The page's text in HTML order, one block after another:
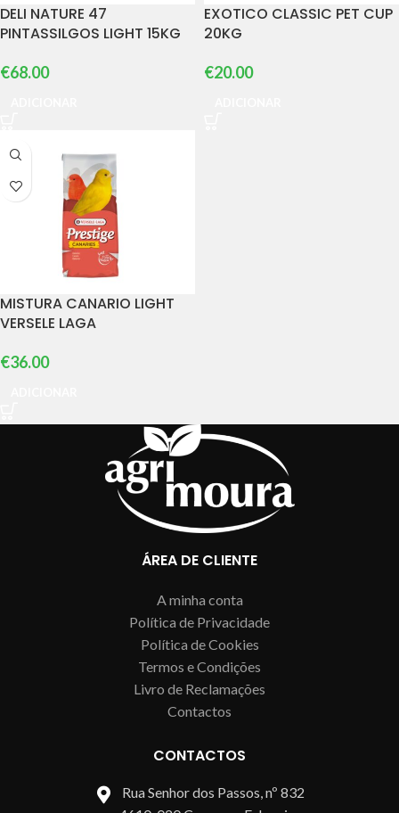
DELI NATURE 47
PINTASSILGOS LIGHT 15KG
€68.00
EXOTICO CLASSIC PET CUP
20KG
€20.00
MISTURA CANARIO LIGHT
VERSELE LAGA
€36.00
ÁREA DE CLIENTE
A minha conta
Política de Privacidade
Política de Cookies
Termos e Condições
Livro de Reclamações
Contactos
CONTACTOS
Rua Senhor dos Passos, nº 832